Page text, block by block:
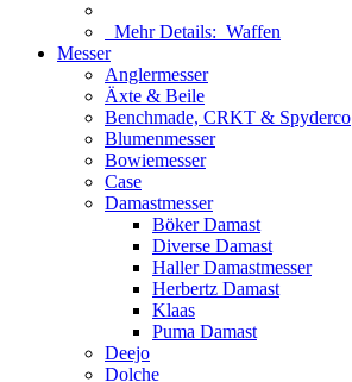
Mehr Details: Waffen
Messer
Anglermesser
Äxte & Beile
Benchmade, CRKT & Spyderco
Blumenmesser
Bowiemesser
Case
Damastmesser
Böker Damast
Diverse Damast
Haller Damastmesser
Herbertz Damast
Klaas
Puma Damast
Deejo
Dolche